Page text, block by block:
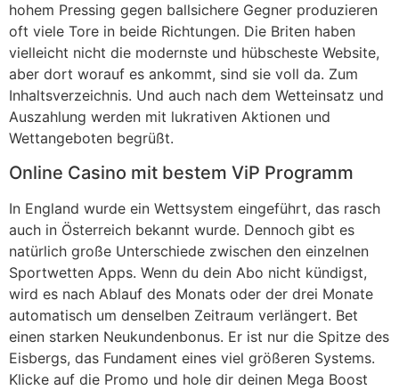
hohem Pressing gegen ballsichere Gegner produzieren
oft viele Tore in beide Richtungen. Die Briten haben
vielleicht nicht die modernste und hübscheste Website,
aber dort worauf es ankommt, sind sie voll da. Zum
Inhaltsverzeichnis. Und auch nach dem Wetteinsatz und
Auszahlung werden mit lukrativen Aktionen und
Wettangeboten begrüßt.
Online Casino mit bestem ViP Programm
In England wurde ein Wettsystem eingeführt, das rasch
auch in Österreich bekannt wurde. Dennoch gibt es
natürlich große Unterschiede zwischen den einzelnen
Sportwetten Apps. Wenn du dein Abo nicht kündigst,
wird es nach Ablauf des Monats oder der drei Monate
automatisch um denselben Zeitraum verlängert. Bet
einen starken Neukundenbonus. Er ist nur die Spitze des
Eisbergs, das Fundament eines viel größeren Systems.
Klicke auf die Promo und hole dir deinen Mega Boost